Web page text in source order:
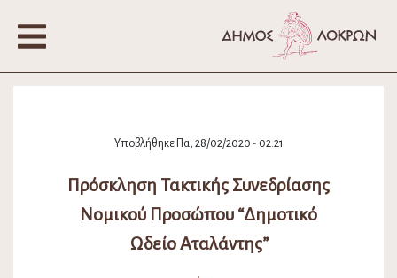
Υποβλήθηκε Πα, 28/02/2020 - 02:21
Πρόσκληση Τακτικής Συνεδρίασης
Νομικού Προσώπου “Δημοτικό
Ωδείο Αταλάντης”